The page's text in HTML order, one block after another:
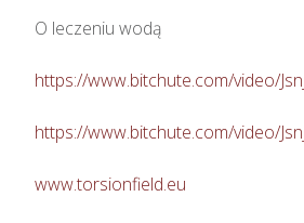
O leczeniu wodą
https://www.bitchute.com/video/
https://www.bitchute.com/video/
www.torsionfield.eu